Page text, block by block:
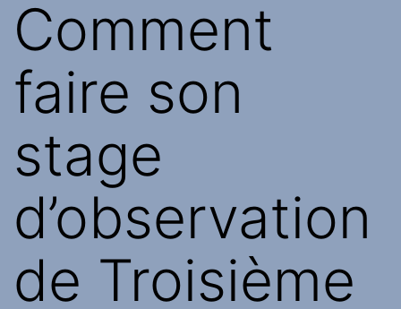
Comment
faire son
stage
d’observation
de Troisième